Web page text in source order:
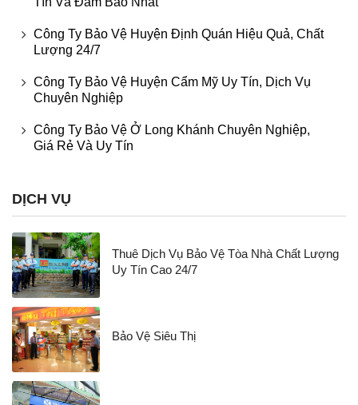
Công Ty Bảo Vệ Huyện Định Quán Hiệu Quả, Chất
Lượng 24/7
Công Ty Bảo Vệ Huyện Cẩm Mỹ Uy Tín, Dịch Vụ
Chuyên Nghiệp
Công Ty Bảo Vệ Ở Long Khánh Chuyên Nghiệp,
Giá Rẻ Và Uy Tín
DỊCH VỤ
Thuê Dịch Vụ Bảo Vệ Tòa Nhà Chất Lượng
Uy Tín Cao 24/7
Bảo Vệ Siêu Thị